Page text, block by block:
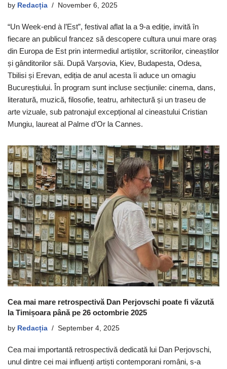
by Redacția November 6, 2025
“Un Week-end à l’Est”, festival aflat la a 9-a ediție, invită în
fiecare an publicul francez să descopere cultura unui mare oraș
din Europa de Est prin intermediul artiștilor, scriitorilor, cineaștilor
și gânditorilor săi. După Varșovia, Kiev, Budapesta, Odesa,
Tbilisi și Erevan, ediția de anul acesta îi aduce un omagiu
Bucureștiului. În program sunt incluse secțiunile: cinema, dans,
literatură, muzică, filosofie, teatru, arhitectură și un traseu de
arte vizuale, sub patronajul excepțional al cineastului Cristian
Mungiu, laureat al Palme d’Or la Cannes.
Cea mai mare retrospectivă Dan Perjovschi poate fi văzută
la Timișoara până pe 26 octombrie 2025
by Redacția September 4, 2025
Cea mai importantă retrospectivă dedicată lui Dan Perjovschi,
unul dintre cei mai influenți artiști contemporani români, s-a